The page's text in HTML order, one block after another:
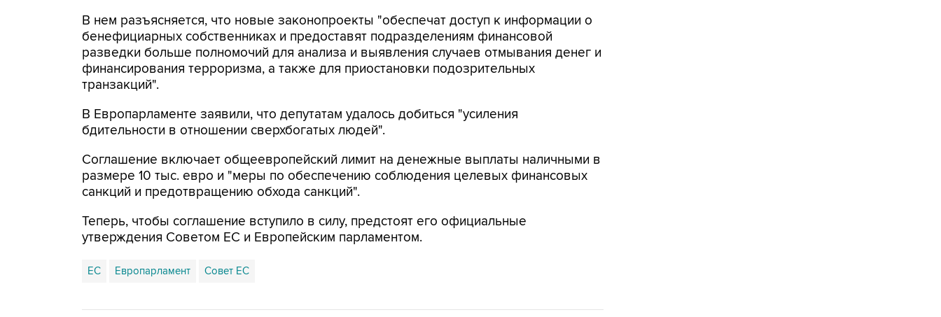
В нем разъясняется, что новые законопроекты "обеспечат доступ к информации о
бенефициарных собственниках и предоставят подразделениям финансовой
разведки больше полномочий для анализа и выявления случаев отмывания денег и
финансирования терроризма, а также для приостановки подозрительных
транзакций".
В Европарламенте заявили, что депутатам удалось добиться "усиления
бдительности в отношении сверхбогатых людей".
Соглашение включает общеевропейский лимит на денежные выплаты наличными в
размере 10 тыс. евро и "меры по обеспечению соблюдения целевых финансовых
санкций и предотвращению обхода санкций".
Теперь, чтобы соглашение вступило в силу, предстоят его официальные
утверждения Советом ЕС и Европейским парламентом.
ЕС Европарламент Совет ЕС